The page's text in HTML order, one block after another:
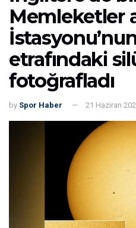
Memleketler
etrafındaki
fotoğrafladı
by Spor Haber 21 Haziran